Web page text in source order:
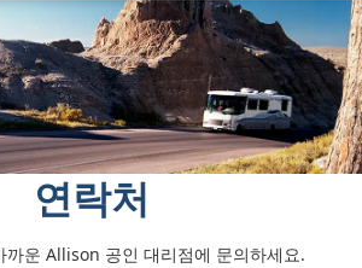
연락처
까운 Allison 공인 대리점에 문의하세요.